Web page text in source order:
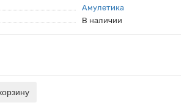
Амулетика
В наличии